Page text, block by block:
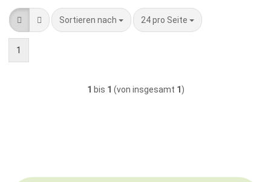
Sortieren nach
Sortieren nach 24 pro Seite
pro Seite
1
1 bis 1 (von insgesamt 1 )